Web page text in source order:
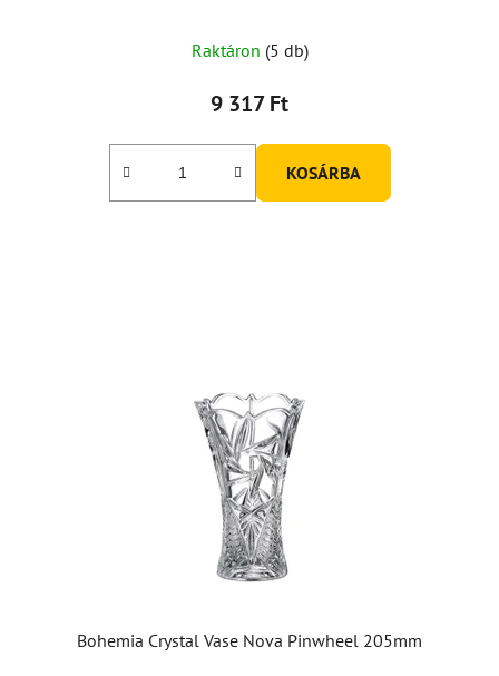
Raktáron (5 db)
9 317 Ft
KOSÁRBA
Bohemia Crystal Vase Nova Pinwheel 205mm